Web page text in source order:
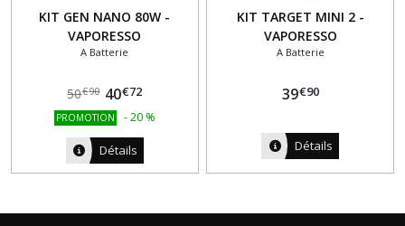
KIT GEN NANO 80W -
VAPORESSO
A Batterie
50€90 40€72
PROMOTION -20 %
Détails
KIT TARGET MINI 2 -
VAPORESSO
A Batterie
39€90
Détails